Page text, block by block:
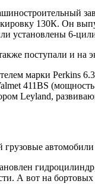
130К. Он
установлены 6-
поступали и на
марки Perkins
411BS
Leyland,
А вот на